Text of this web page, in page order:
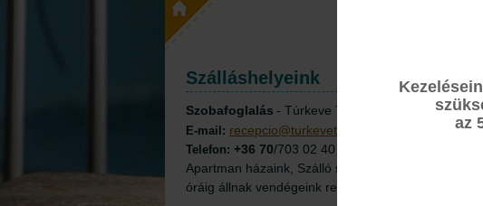
Szálláshelyeink
Szobafoglalás - Túrkeve Termál Recepció
E-mail: recepcio@turkevetermal.hu
Telefon: +36 70/703 02 40
Apartman házaink, Szálló szobáink és Faházaink
óráig állnak vendégeink rendelkezésére.
az